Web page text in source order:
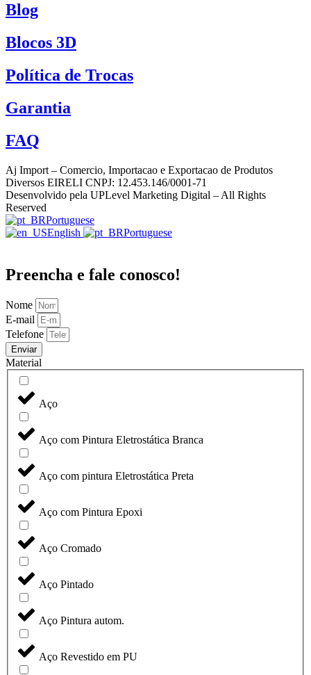
Blog
Blocos 3D
Política de Trocas
Garantia
FAQ
Aj Import – Comercio, Importacao e Exportacao de Produtos
Diversos EIRELI CNPJ: 12.453.146/0001-71
Desenvolvido pela UPLevel Marketing Digital – All Rights
Reserved
Portuguese
English
Portuguese
Preencha e fale conosco!
Nome
E-mail
Telefone
Enviar
Material
Aço
Aço com Pintura Eletrostática Branca
Aço com pintura Eletrostática Preta
Aço com Pintura Epoxi
Aço Cromado
Aço Pintado
Aço Pintura autom.
Aço Revestido em PU